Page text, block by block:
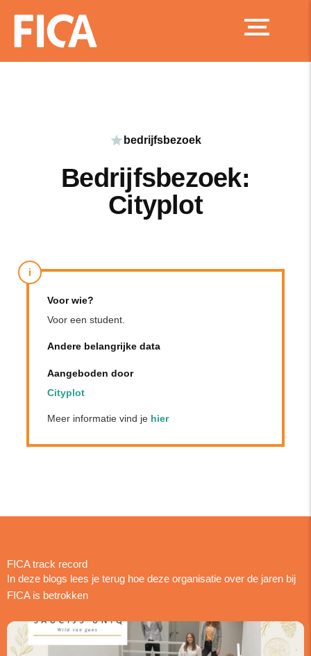
bedrijfsbezoek
Bedrijfsbezoek:
Cityplot
i
Voor wie?
Voor een student.
Andere belangrijke data
Aangeboden door
Cityplot
Meer informatie vind je hier
FICA track record
In deze blogs lees je terug hoe deze organisatie over de jaren bij
FICA is betrokken